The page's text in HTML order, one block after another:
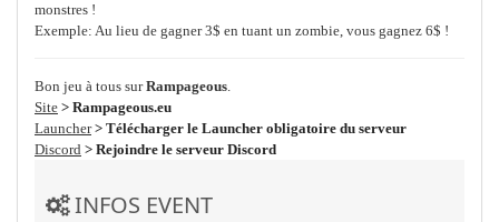
monstres !
Exemple: Au lieu de gagner 3$ en tuant un zombie, vous gagnez 6$ !
Bon jeu à tous surRampageous.
Site > Rampageous.eu
Launcher > Télécharger le Launcher obligatoire du serveur
Discord > Rejoindre le serveur Discord
INFOS EVENT